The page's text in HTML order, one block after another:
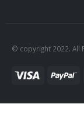
© copyright 2022. All